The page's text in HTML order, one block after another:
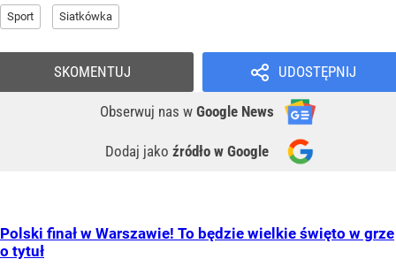
Sport Siatkówka
UDOSTĘPNIJ
Obserwuj nas w Google News
Dodaj jako źródło w Google
SKOMENTUJ
Polski finał w Warszawie! To będzie wielkie święto w grze
o tytuł